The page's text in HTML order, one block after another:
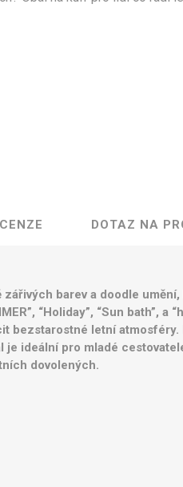
DOTAZ NA
barev a doodle
“Holiday”, “Sun bath”, a
bezstarostné letní atmosféry.
je ideální pro mladé
dovolených.